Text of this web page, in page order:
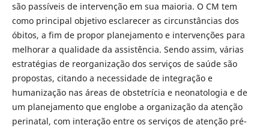
são passíveis de intervenção em sua maioria. O CM tem
como principal objetivo esclarecer as circunstâncias dos
óbitos, a fim de propor planejamento e intervenções para
melhorar a qualidade da assistência. Sendo assim, várias
estratégias de reorganização dos serviços de saúde são
propostas, citando a necessidade de integração e
humanização nas áreas de obstetrícia e neonatologia e de
um planejamento que englobe a organização da atenção
perinatal, com interação entre os serviços de atenção pré-